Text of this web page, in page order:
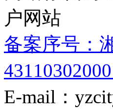
户网站
备案序号：
E-mail：